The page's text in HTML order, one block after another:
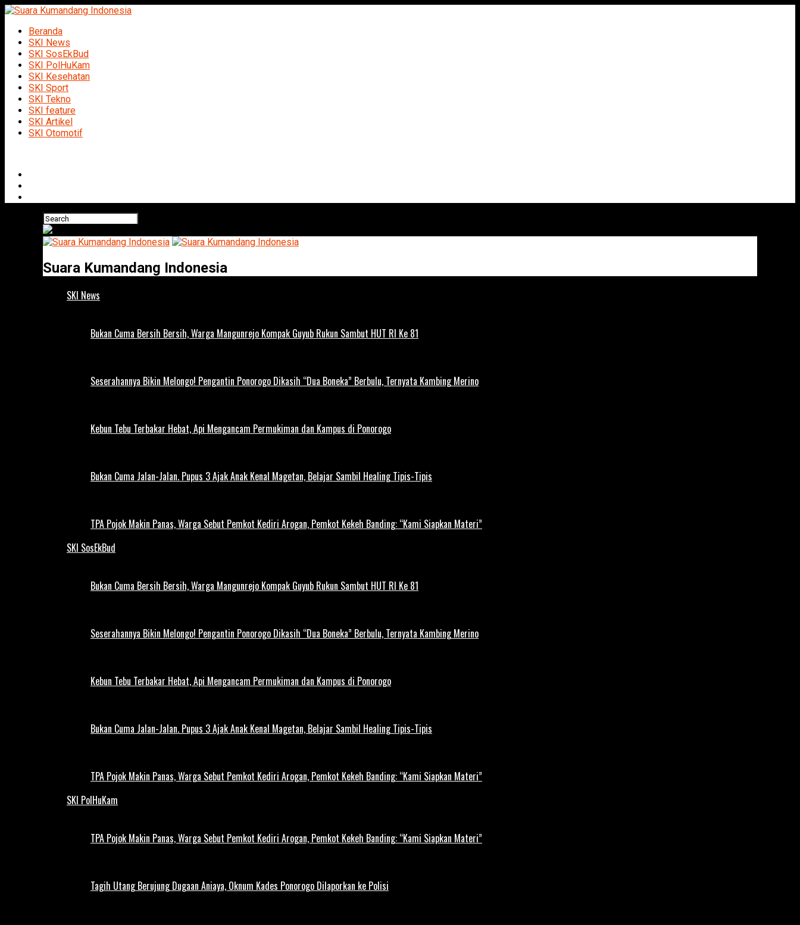
Beranda
SKI News
SKI SosEkBud
SKI PolHuKam
SKI Kesehatan
SKI Sport
SKI Tekno
SKI feature
SKI Artikel
SKI Otomotif
Suara Kumandang Indonesia
SKI News
Bukan Cuma Bersih Bersih, Warga Mangunrejo Kompak Guyub Rukun Sambut HUT RI Ke 81
Seserahannya Bikin Melongo! Pengantin Ponorogo Dikasih “Dua Boneka” Berbulu, Ternyata Kambing Merino
Kebun Tebu Terbakar Hebat, Api Mengancam Permukiman dan Kampus di Ponorogo
Bukan Cuma Jalan-Jalan. Pupus 3 Ajak Anak Kenal Magetan, Belajar Sambil Healing Tipis-Tipis
TPA Pojok Makin Panas, Warga Sebut Pemkot Kediri Arogan, Pemkot Kekeh Banding: “Kami Siapkan Materi”
SKI SosEkBud
Bukan Cuma Bersih Bersih, Warga Mangunrejo Kompak Guyub Rukun Sambut HUT RI Ke 81
Seserahannya Bikin Melongo! Pengantin Ponorogo Dikasih “Dua Boneka” Berbulu, Ternyata Kambing Merino
Kebun Tebu Terbakar Hebat, Api Mengancam Permukiman dan Kampus di Ponorogo
Bukan Cuma Jalan-Jalan. Pupus 3 Ajak Anak Kenal Magetan, Belajar Sambil Healing Tipis-Tipis
TPA Pojok Makin Panas, Warga Sebut Pemkot Kediri Arogan, Pemkot Kekeh Banding: “Kami Siapkan Materi”
SKI PolHuKam
TPA Pojok Makin Panas, Warga Sebut Pemkot Kediri Arogan, Pemkot Kekeh Banding: “Kami Siapkan Materi”
Tagih Utang Berujung Dugaan Aniaya, Oknum Kades Ponorogo Dilaporkan ke Polisi